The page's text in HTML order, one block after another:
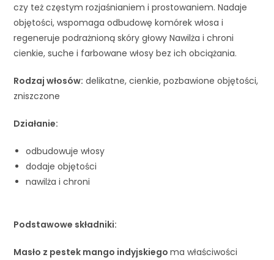
czy też częstym rozjaśnianiem i prostowaniem. Nadaje
objętości, wspomaga odbudowę komórek włosa i
regeneruje podrażnioną skóry głowy Nawilża i chroni
cienkie, suche i farbowane włosy bez ich obciążania.
Rodzaj włosów: delikatne, cienkie, pozbawione objętości,
zniszczone
Działanie:
odbudowuje włosy
dodaje objętości
nawilża i chroni
Podstawowe składniki:
Masło z pestek mango indyjskiegoma właściwości